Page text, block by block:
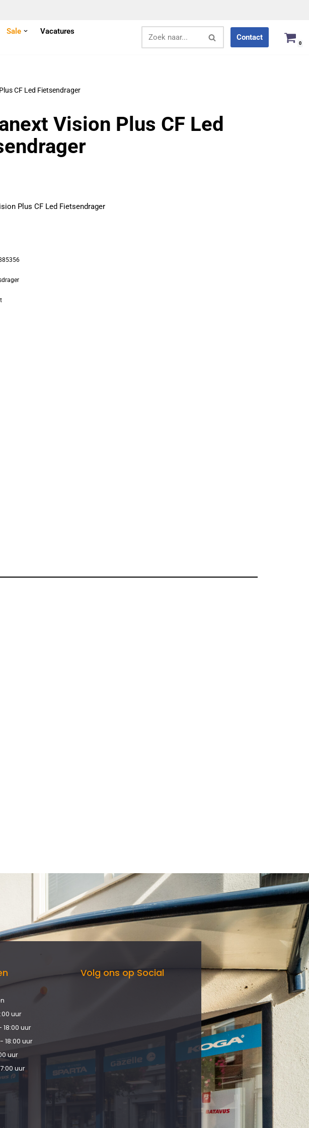
Sale
Vacatures
Contact
0
CF Led Fietsendrager
Vision Plus CF Led
Plus CF Led Fietsendrager
uur
uur
18:00 uur
uur
uur
Volg ons op Social